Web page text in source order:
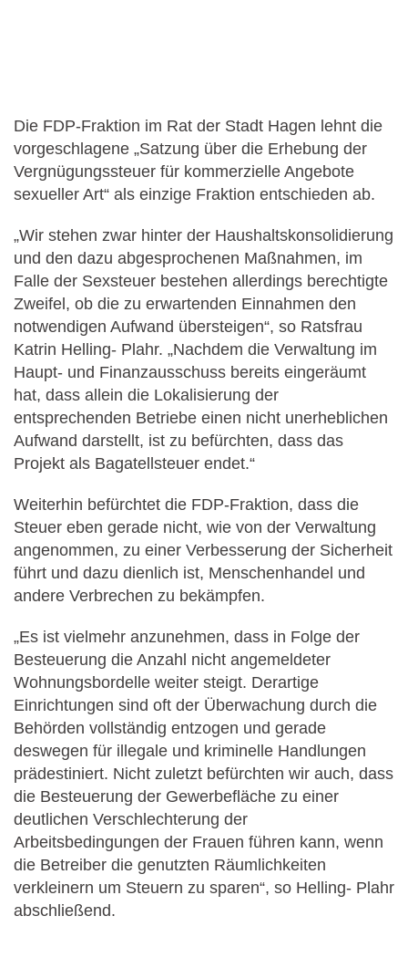
Die FDP-Fraktion im Rat der Stadt Hagen lehnt die
vorgeschlagene „Satzung über die Erhebung der
Vergnügungssteuer für kommerzielle Angebote
sexueller Art“ als einzige Fraktion entschieden ab.
„Wir stehen zwar hinter der Haushaltskonsolidierung
und den dazu abgesprochenen Maßnahmen, im
Falle der Sexsteuer bestehen allerdings berechtigte
Zweifel, ob die zu erwartenden Einnahmen den
notwendigen Aufwand übersteigen“, so Ratsfrau
Katrin Helling- Plahr. „Nachdem die Verwaltung im
Haupt- und Finanzausschuss bereits eingeräumt
hat, dass allein die Lokalisierung der
entsprechenden Betriebe einen nicht unerheblichen
Aufwand darstellt, ist zu befürchten, dass das
Projekt als Bagatellsteuer endet.“
Weiterhin befürchtet die FDP-Fraktion, dass die
Steuer eben gerade nicht, wie von der Verwaltung
angenommen, zu einer Verbesserung der Sicherheit
führt und dazu dienlich ist, Menschenhandel und
andere Verbrechen zu bekämpfen.
„Es ist vielmehr anzunehmen, dass in Folge der
Besteuerung die Anzahl nicht angemeldeter
Wohnungsbordelle weiter steigt. Derartige
Einrichtungen sind oft der Überwachung durch die
Behörden vollständig entzogen und gerade
deswegen für illegale und kriminelle Handlungen
prädestiniert. Nicht zuletzt befürchten wir auch, dass
die Besteuerung der Gewerbefläche zu einer
deutlichen Verschlechterung der
Arbeitsbedingungen der Frauen führen kann, wenn
die Betreiber die genutzten Räumlichkeiten
verkleinern um Steuern zu sparen“, so Helling- Plahr
abschließend.